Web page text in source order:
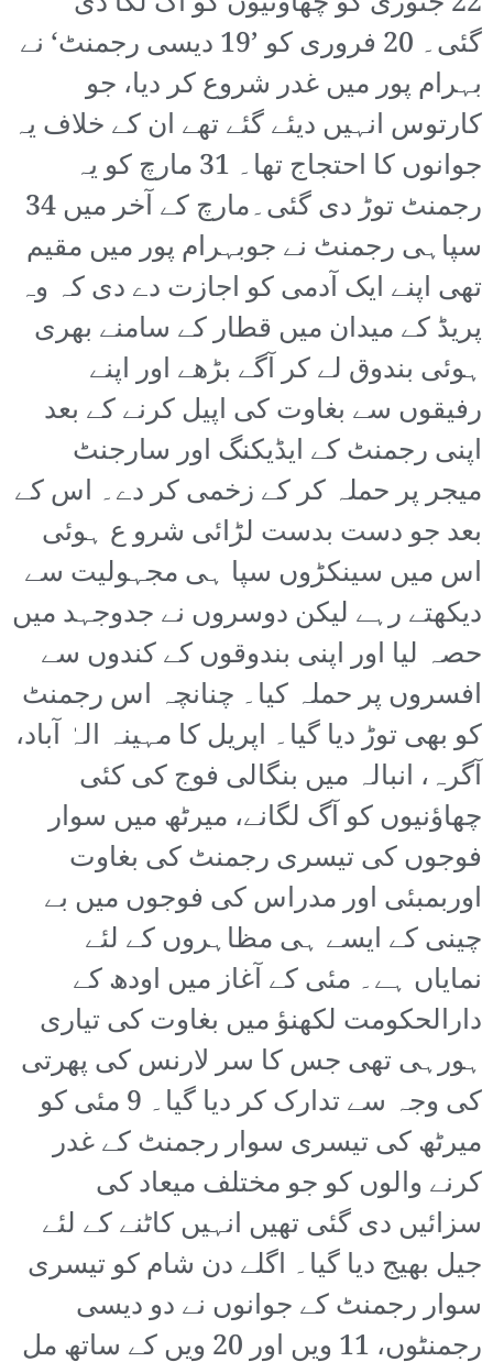
گئی۔ 20 فروری کو ’19 دیسی رجمنٹ‘ نے
بہرام پور میں غدر شروع کر دیا، جو
کارتوس انہیں دیئے گئے تھے ان کے خلاف یہ
جوانوں کا احتجاج تھا۔ 31 مارچ کو یہ
رجمنٹ توڑ دی گئی۔مارچ کے آخر میں 34
سپاہی رجمنٹ نے جوبہرام پور میں مقیم
تھی اپنے ایک آدمی کو اجازت دے دی کہ وہ
پریڈ کے میدان میں قطار کے سامنے بھری
ہوئی بندوق لے کر آگے بڑھے اور اپنے
رفیقوں سے بغاوت کی اپیل کرنے کے بعد
اپنی رجمنٹ کے ایڈیکنگ اور سارجنٹ
میجر پر حملہ کر کے زخمی کر دے۔ اس کے
بعد جو دست بدست لڑائی شرو ع ہوئی
اس میں سینکڑوں سپا ہی مجہولیت سے
دیکھتے رہے لیکن دوسروں نے جدوجہد میں
حصہ لیا اور اپنی بندوقوں کے کندوں سے
افسروں پر حملہ کیا۔ چنانچہ اس رجمنٹ
کو بھی توڑ دیا گیا۔ اپریل کا مہینہ الہٰ آباد،
آگرہ، انبالہ میں بنگالی فوج کی کئی
چھاؤنیوں کو آگ لگانے، میرٹھ میں سوار
فوجوں کی تیسری رجمنٹ کی بغاوت
اوربمبئی اور مدراس کی فوجوں میں بے
چینی کے ایسے ہی مظاہروں کے لئے
نمایاں ہے۔ مئی کے آغاز میں اودھ کے
دارالحکومت لکھنؤ میں بغاوت کی تیاری
ہورہی تھی جس کا سر لارنس کی پھرتی
کی وجہ سے تدارک کر دیا گیا۔ 9 مئی کو
میرٹھ کی تیسری سوار رجمنٹ کے غدر
کرنے والوں کو جو مختلف میعاد کی
سزائیں دی گئی تھیں انہیں کاٹنے کے لئے
جیل بھیج دیا گیا۔ اگلے دن شام کو تیسری
سوار رجمنٹ کے جوانوں نے دو دیسی
رجمنٹوں، 11 ویں اور 20 ویں کے ساتھ مل